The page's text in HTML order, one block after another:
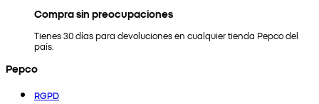
Compra sin preocupaciones
Tienes 30 días para devoluciones en cualquier tienda Pepco del
país.
Pepco
RGPD